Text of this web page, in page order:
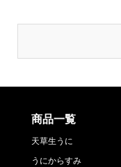
商品一覧
天草生うに
うにからすみ